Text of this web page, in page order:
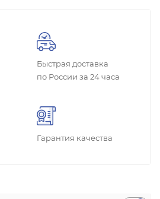
Быстрая доставка
по России за 24 часа
Гарантия качества